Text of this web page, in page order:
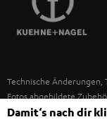
IN-EAR-KOPFHÖRER
NEUHEITEN
UNSER MANAGEMENT
UNSERE WERTE
BILDUNGSRABATT
SPANIEN
USA
Technische
Fotos abgebildete
Entsorgungsgebühren
Damit‘s nach dir